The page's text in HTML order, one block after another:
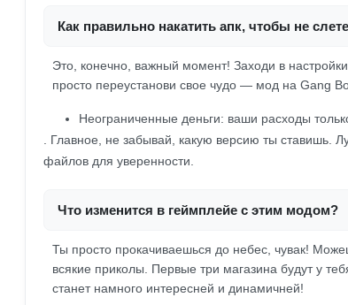
Как правильно накатить апк, чтобы не
Это, конечно, важный момент! Заходи в
просто переустанови свое чудо — мод на Gang
Неограниченные деньги: ваши расходы
. Главное, не забывай, какую версию ты ставишь.
файлов для уверенности.
Что изменится в геймплейе с этим модом?
Ты просто прокачиваешься до небес, чувак!
всякие приколы. Первые три магазина будут у
станет намного интересней и динамичней!